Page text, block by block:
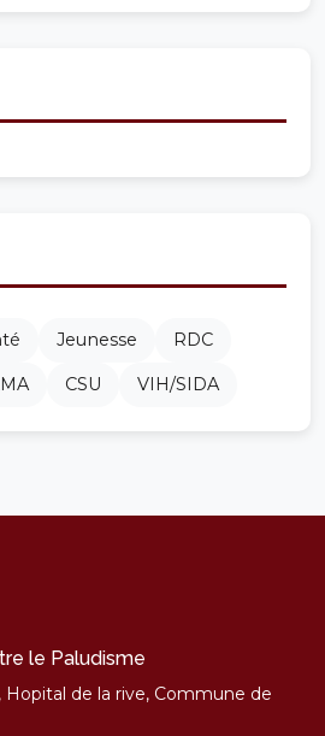
Jeunesse RDC
CSU VIH/SIDA
le Paludisme
Hopital de la rive, Commune de